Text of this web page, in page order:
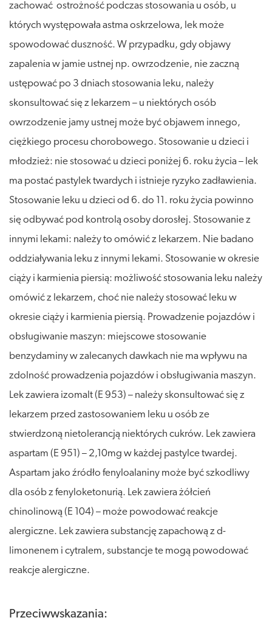
zachować ostrożność podczas stosowania u osób, u
których występowała astma oskrzelowa, lek może
spowodować duszność. W przypadku, gdy objawy
zapalenia w jamie ustnej np. owrzodzenie, nie zaczną
ustępować po 3 dniach stosowania leku, należy
skonsultować się z lekarzem – u niektórych osób
owrzodzenie jamy ustnej może być objawem innego,
ciężkiego procesu chorobowego. Stosowanie u dzieci i
młodzież: nie stosować u dzieci poniżej 6. roku życia – lek
ma postać pastylek twardych i istnieje ryzyko zadławienia.
Stosowanie leku u dzieci od 6. do 11. roku życia powinno
się odbywać pod kontrolą osoby dorosłej. Stosowanie z
innymi lekami: należy to omówić z lekarzem. Nie badano
oddziaływania leku z innymi lekami. Stosowanie w okresie
ciąży i karmienia piersią: możliwość stosowania leku należy
omówić z lekarzem, choć nie należy stosować leku w
okresie ciąży i karmienia piersią. Prowadzenie pojazdów i
obsługiwanie maszyn: miejscowe stosowanie
benzydaminy w zalecanych dawkach nie ma wpływu na
zdolność prowadzenia pojazdów i obsługiwania maszyn.
Lek zawiera izomalt (E 953) – należy skonsultować się z
lekarzem przed zastosowaniem leku u osób ze
stwierdzoną nietolerancją niektórych cukrów. Lek zawiera
aspartam (E 951) – 2,10mg w każdej pastylce twardej.
Aspartam jako źródło fenyloalaniny może być szkodliwy
dla osób z fenyloketonurią. Lek zawiera żółcień
chinolinową (E 104) – może powodować reakcje
alergiczne. Lek zawiera substancję zapachową z d-
limonenem i cytralem, substancje te mogą powodować
reakcje alergiczne.
Przeciwwskazania: